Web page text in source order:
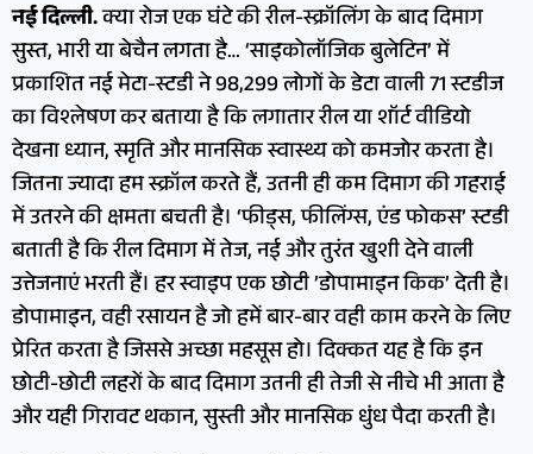
नई दिल्ली.क्या रोज एक घंटे की रील-स्क्रॉलिंग के बाद दिमाग
सुस्त, भारी या बेचैन लगता है… ‘साइकोलॉजिक बुलेटिन’ में
प्रकाशित नई मेटा-स्टडी ने 98,299 लोगों के डेटा वाली 71 स्टडीज
का विश्लेषण कर बताया है कि लगातार रील या शॉर्ट वीडियो
देखना ध्यान, स्मृति और मानसिक स्वास्थ्य को कमजोर करता है।
जितना ज्यादा हम स्क्रॉल करते हैं, उतनी ही कम दिमाग की गहराई
में उतरने की क्षमता बचती है। ‘फीड्स, फीलिंग्स, एंड फोकस’ स्टडी
बताती है कि रील दिमाग में तेज, नई और तुरंत खुशी देने वाली
उत्तेजनाएं भरती हैं। हर स्वाइप एक छोटी ’डोपामाइन किक’ देती है।
डोपामाइन, वही रसायन है जो हमें बार-बार वही काम करने के लिए
प्रेरित करता है जिससे अच्छा महसूस हो। दिक्कत यह है कि इन
छोटी-छोटी लहरों के बाद दिमाग उतनी ही तेजी से नीचे भी आता है
और यही गिरावट थकान, सुस्ती और मानसिक धुंध पैदा करती है।